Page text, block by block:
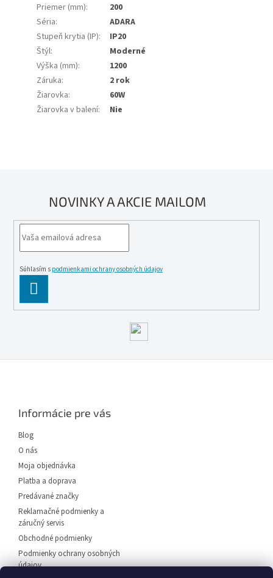
Priemer (mm):
200
Séria:
ADARA
Stupeň krytia (IP):
IP20
Štýl:
Moderné
Výška (mm):
1200
Záruka:
2 rok
Žiarovka:
60W
Žiarovka v balení: Nie
NOVINKY A AKCIE MAILOM
Súhlasím s podmienkami ochrany osobných údajov
SE
Informácie pre vás
Blog
O nás
Moja objednávka
Platba a doprava
Predávané značky
Reklamačné podmienky a
záručný servis
Obchodné podmienky
Podmienky ochrany osobných
údajov